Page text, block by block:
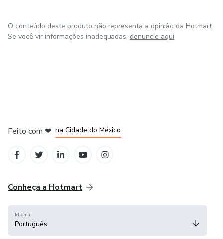
O conteúdo deste produto não representa a opinião da Hotmart.
Se você vir informações inadequadas, denuncie aqui
Feito com ❤ na Cidade do México
Conheça a Hotmart
Idioma
Português